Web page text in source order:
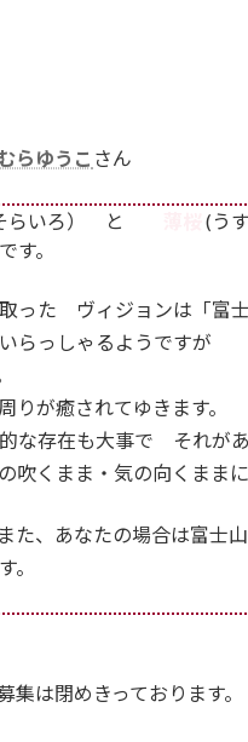
らゆうこ さん
らいろ） と (う
す。
った ヴィジョンは「富士
らっしゃるようですが
りが癒されてゆきます。
な存在も大事で それがあ
くまま・気の向くままに
た、あなたの場合は富士
。
は閉めきっております。